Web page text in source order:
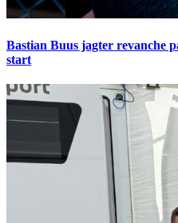
Bastian Buus jagter revanche
start